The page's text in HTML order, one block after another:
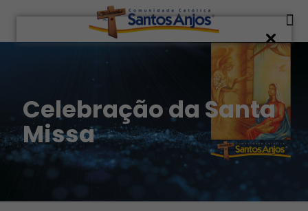
Celebração da Santa
Missa